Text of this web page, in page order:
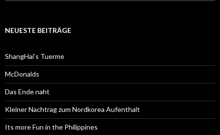
u
e
c
h
:
NEUESTE BEITRÄGE
ShangHai’s Tuerme
McDonalds
Das Ende naht
Kleiner Nachtrag zum Nordkorea Aufenthalt
Its more Fun in the Philippines